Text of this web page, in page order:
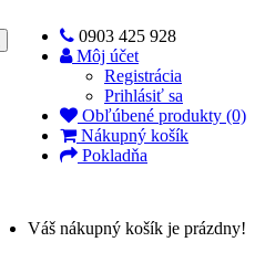
0903 425 928
Môj účet
Registrácia
Prihlásiť sa
Obľúbené produkty (0)
Nákupný košík
Pokladňa
Váš nákupný košík je prázdny!